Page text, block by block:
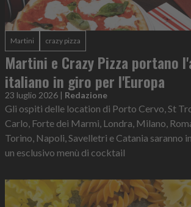
Martini crazy pizza
Martini e Crazy Pizza portano
italiano in giro per l'Europa
23 luglio 2026 | Redazione
Gli ospiti delle location di Porto Cervo, St
Carlo, Forte dei Marmi, Londra, Milano,
Torino, Napoli, Savelletri e Catania saranno
un esclusivo menù di cocktail